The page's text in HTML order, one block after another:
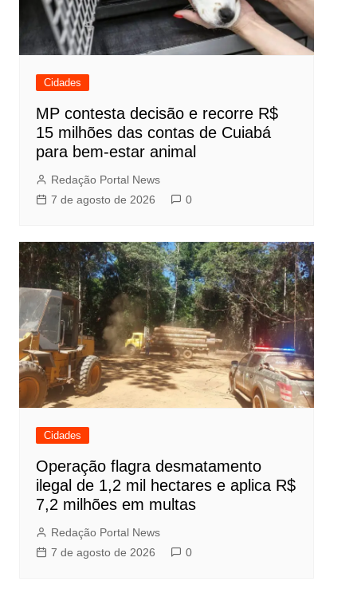
Cidades
MP contesta decisão e recorre R$
15 milhões das contas de Cuiabá
para bem-estar animal
Redação Portal News
7 de agosto de 2026
0
Cidades
Operação flagra desmatamento
ilegal de 1,2 mil hectares e aplica R$
7,2 milhões em multas
Redação Portal News
7 de agosto de 2026
0